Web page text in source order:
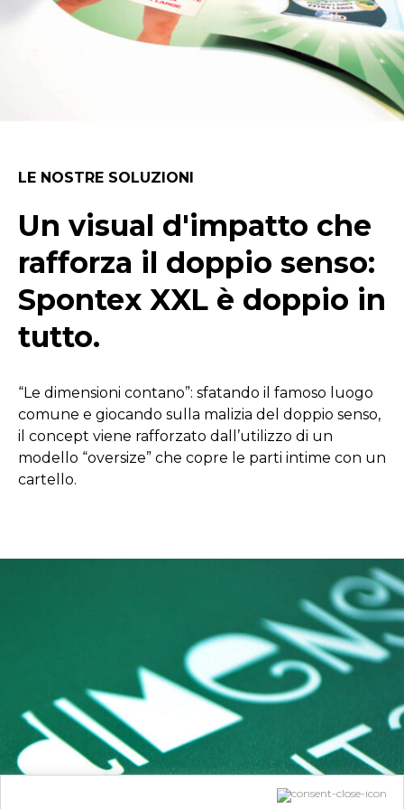
LE NOSTRE SOLUZIONI
Un visual d'impatto che
rafforza il doppio senso:
Spontex XXL è doppio in
tutto.
“Le dimensioni contano”: sfatando il famoso luogo
comune e giocando sulla malizia del doppio senso,
il concept viene rafforzato dall’utilizzo di un
modello “oversize” che copre le parti intime con un
cartello.